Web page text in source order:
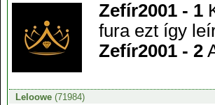
Zefír2001 - 1
fura ezt így
Zefír2001 - 2
Leloowe(71984)